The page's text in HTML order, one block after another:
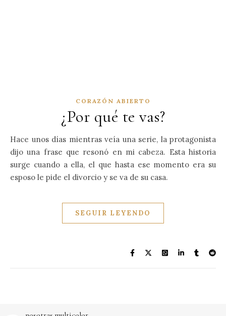
CORAZÓN ABIERTO
¿Por qué te vas?
Hace unos días mientras veía una serie, la protagonista
dijo una frase que resonó en mi cabeza. Esta historia
surge cuando a ella, el que hasta ese momento era su
esposo le pide el divorcio y se va de su casa.
SEGUIR LEYENDO